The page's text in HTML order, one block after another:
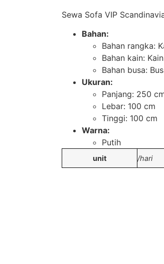
Sewa Sofa VIP
Bahan:
Bahan rangka:
Bahan kain:
Bahan busa:
Ukuran:
Panjang: 250
Lebar: 100 cm
Tinggi: 100 cm
Warna:
Putih
unit /hari